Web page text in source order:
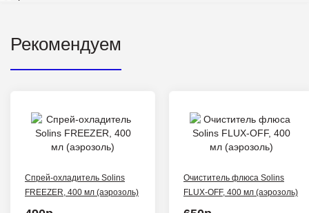
Рекомендуем
Спрей-охладитель Solins
FREEZER, 400 мл (аэрозоль)
Очиститель флюса Solins
FLUX-OFF, 400 мл (аэрозоль)